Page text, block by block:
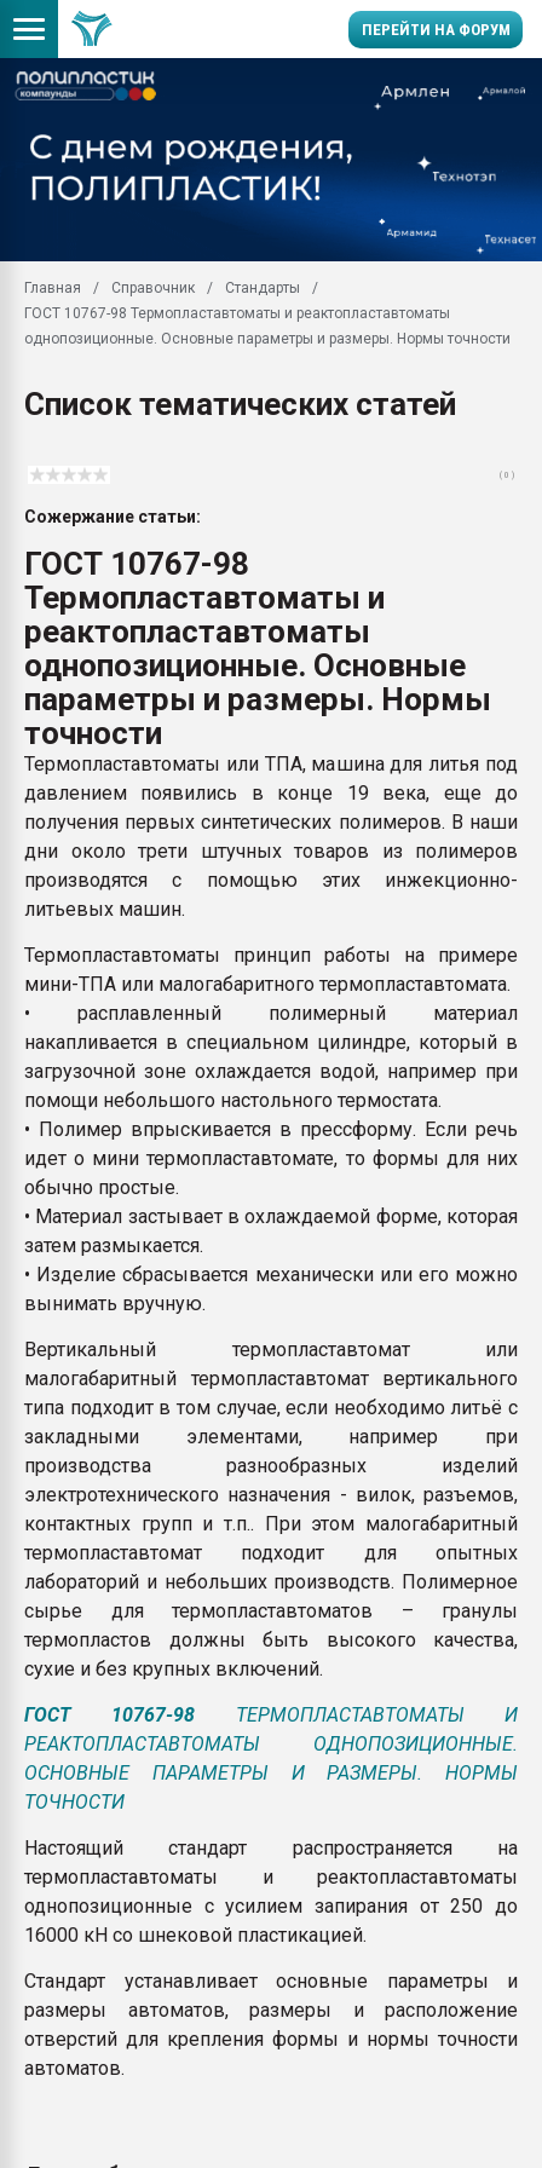
ПЕРЕЙТИ НА ФОРУМ
заводу пластмасс"
Вакуум-формовочные
28.07.2026
Главная Справочник
Стандарты
ГОСТ 10767-98 Термопластавтоматы и реактопластавтоматы
однопозиционные. Основные параметры и размеры. Нормы точности
Список тематических статей
( 0 )
Сожержание статьи:
ГОСТ 10767-98
Термопластавтоматы и
реактопластавтоматы
однопозиционные. Основные
параметры и размеры. Нормы
точности
Термопластавтоматы или ТПА, машина для литья под
давлением появились в конце 19 века, еще до
получения первых синтетических полимеров. В наши
дни около трети штучных товаров из полимеров
производятся с помощью этих инжекционно-
литьевых машин.
Термопластавтоматы принцип работы на примере
мини-ТПА или малогабаритного термопластавтомата.
• расплавленный полимерный материал
накапливается в специальном цилиндре, который в
загрузочной зоне охлаждается водой, например при
помощи небольшого настольного термостата.
• Полимер впрыскивается в прессформу. Если речь
идет о мини термопластавтомате, то формы для них
обычно простые.
• Материал застывает в охлаждаемой форме, которая
затем размыкается.
• Изделие сбрасывается механически или его можно
вынимать вручную.
Вертикальный термопластавтомат или
малогабаритный термопластавтомат вертикального
типа подходит в том случае, если необходимо литьё с
закладными элементами, например при
производства разнообразных изделий
электротехнического назначения - вилок, разъемов,
контактных групп и т.п.. При этом малогабаритный
термопластавтомат подходит для опытных
лабораторий и небольших производств. Полимерное
сырье для термопластавтоматов – гранулы
термопластов должны быть высокого качества,
сухие и без крупных включений.
ГОСТ 10767-98 ТЕРМОПЛАСТАВТОМАТЫ И
РЕАКТОПЛАСТАВТОМАТЫ ОДНОПОЗИЦИОННЫЕ.
ОСНОВНЫЕ ПАРАМЕТРЫ И РАЗМЕРЫ. НОРМЫ
ТОЧНОСТИ
Настоящий стандарт распространяется на
термопластавтоматы и реактопластавтоматы
однопозиционные с усилием запирания от 250 до
16000 кН со шнековой пластикацией.
Стандарт устанавливает основные параметры и
размеры автоматов, размеры и расположение
отверстий для крепления формы и нормы точности
автоматов.